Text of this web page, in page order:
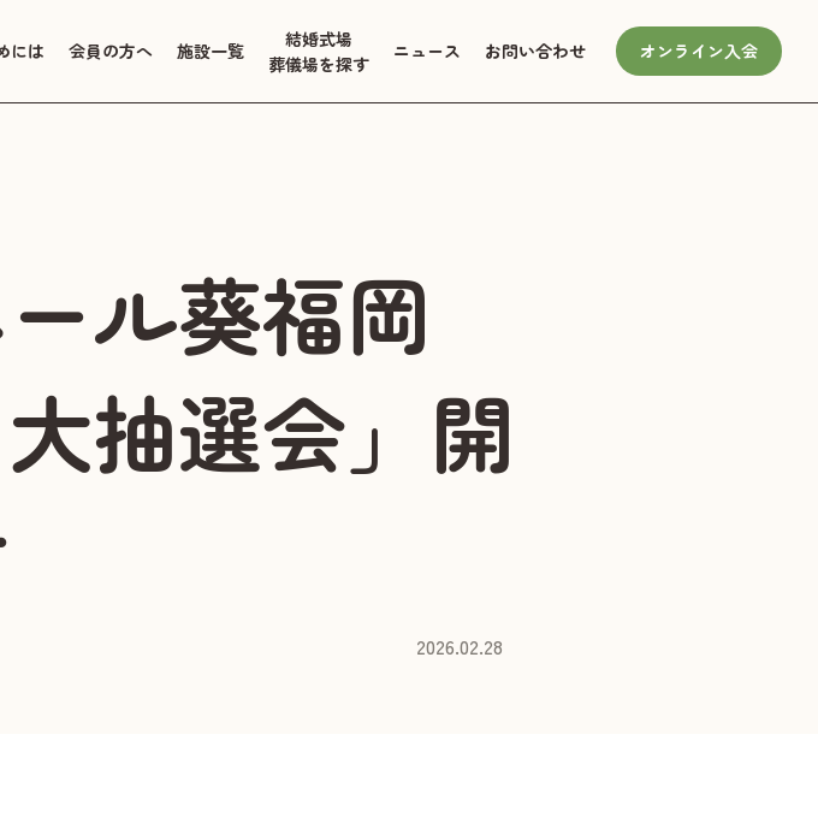
には 会員の方へ 施設一覧
結婚式場
葬儀場を探す
ニュース お問い合わせ オンライン入会
ル葵福岡
抽選会」開
2026.02.28